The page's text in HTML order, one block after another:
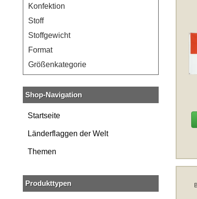
Konfektion
Stoff
Stoffgewicht
Format
Größenkategorie
Shop-Navigation
Startseite
Länderflaggen der Welt
Themen
Produkttypen